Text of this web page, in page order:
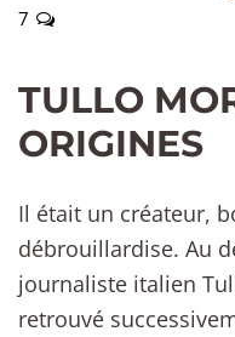
7
TULLO
ORIGINES
Il était un créateur,
débrouillardise. Au
journaliste italien
retrouvé